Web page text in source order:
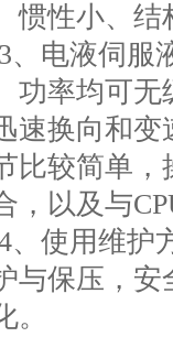
惯性小、结
电液伺服
功率均可
速换向和变
比较简单，
，以及与
使用维护
与保压，安
。